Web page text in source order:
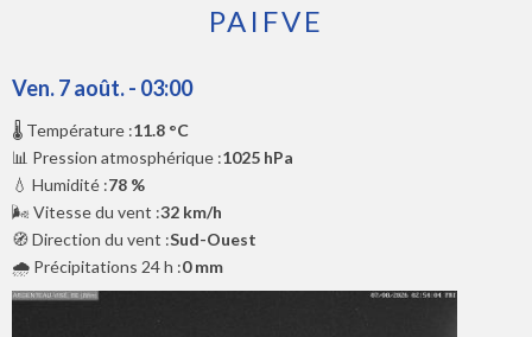
PAIFVE
Ven. 7 août. - 03:00
🌡️ Température :11.8 °C
📊 Pression atmosphérique :1025 hPa
💧 Humidité :78 %
🌬️ Vitesse du vent :32 km/h
🧭 Direction du vent :Sud-Ouest
🌧️ Précipitations 24 h :0 mm